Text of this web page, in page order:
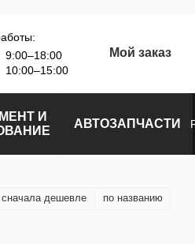
9:00–18:00
10:00–15:00
Мой заказ
И
АВТОЗАПЧАСТИ
сначала дешевле по названию